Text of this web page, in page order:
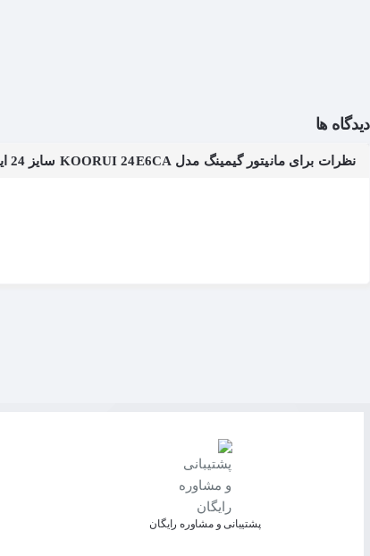
دیدگاه ها
نظرات برای مانیتور گیمینگ مدل KOORUI 24E6CA سایز 24 اینچ
پشتیبانی و مشاوره رایگان